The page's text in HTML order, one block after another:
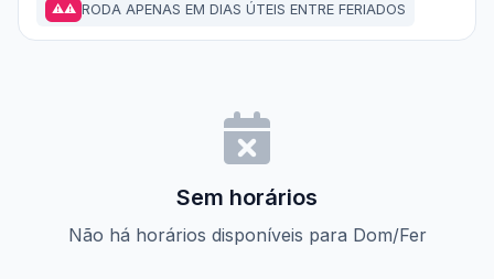
⚠⚠ RODA APENAS EM DIAS ÚTEIS ENTRE FERIADOS
Sem horários
Não há horários disponíveis para Dom/Fer